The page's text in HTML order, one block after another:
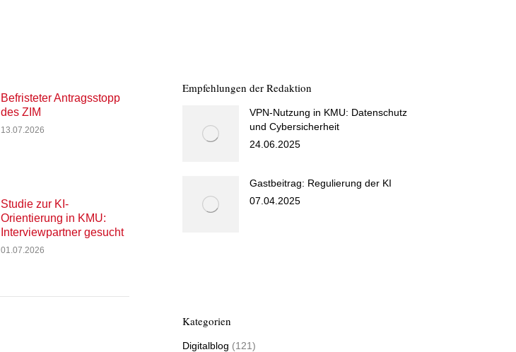
Befristeter Antragsstopp
des ZIM
13.07.2026
Studie zur KI-
Orientierung in KMU:
Interviewpartner gesucht
01.07.2026
Empfehlungen der Redaktion
VPN-Nutzung in KMU: Datenschutz
und Cybersicherheit
24.06.2025
Gastbeitrag: Regulierung der KI
07.04.2025
Kategorien
Digitalblog (121)